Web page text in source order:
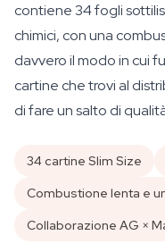
contiene 34 fogli
chimici, con una
davvero il modo in cui
cartine che trovi al
di fare un salto di
34 cartine Slim Size
Combustione lenta e
Collaborazione AG ×